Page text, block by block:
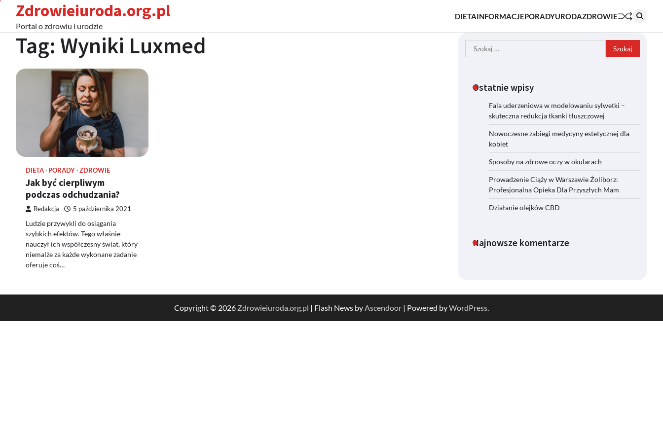
content
Zdrowieiuroda.org.pl
Portal o zdrowiu i urodzie
DIETAINFORMACJEPORADYURODAZDROWIE
Tag: Wyniki Luxmed
DIETA PORADY ZDROWIE
Jak być cierpliwym
podczas odchudzania?
Redakcja 5 października 2021
Ludzie przywykli do osiągania
szybkich efektów. Tego właśnie
nauczył ich współczesny świat, który
niemalże za każde wykonane zadanie
oferuje coś…
Szukaj:
Ostatnie wpisy
Fala uderzeniowa w modelowaniu sylwetki –
skuteczna redukcja tkanki tłuszczowej
Nowoczesne zabiegi medycyny estetycznej dla
kobiet
Sposoby na zdrowe oczy w okularach
Prowadzenie Ciąży w Warszawie Żoliborz:
Profesjonalna Opieka Dla Przyszłych Mam
Działanie olejków CBD
Najnowsze komentarze
Copyright © 2026 Zdrowieiuroda.org.pl | Flash News byAscendoor | Powered byWordPress.